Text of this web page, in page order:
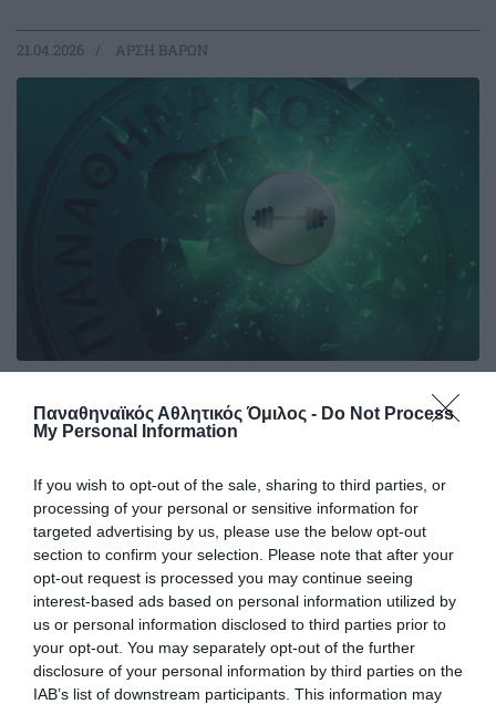
Παναθηναϊκός Αθλητικός Όμιλος - Do Not Process
My Personal Information
If you wish to opt-out of the sale, sharing to third parties, or
processing of your personal or sensitive information for
targeted advertising by us, please use the below opt-out
section to confirm your selection. Please note that after your
opt-out request is processed you may continue seeing
interest-based ads based on personal information utilized by
us or personal information disclosed to third parties prior to
your opt-out. You may separately opt-out of the further
disclosure of your personal information by third parties on the
IAB’s list of downstream participants. This information may
21.04.2026 ΑΡΣΗ ΒΑΡΩΝ
Σαν σήμερα το 1999-Αργυρός ο
«πράσινος άτλαντας»
Παναθηναϊκού Λεωνίδας Σαμπάνης πριν από 27 χρόνια στο
πανευρωπαϊκό πρωτάθλημα που έγινε στη Λα Κορούνια και
ο Σύλλογος δεν ξεχνά τη στιγμή.
14.04.2026 ΑΡΣΗ ΒΑΡΩΝ